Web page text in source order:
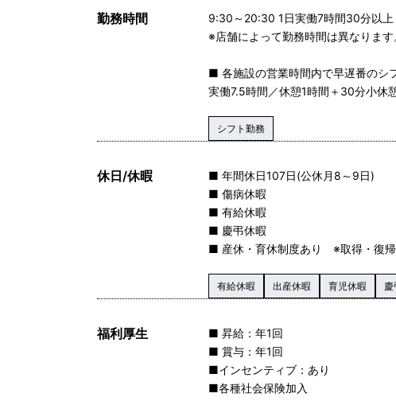
勤務時間
9:30～20:30 1日実働7時間30分以上
※店舗によって勤務時間は異なります
■ 各施設の営業時間内で早遅番のシ
実働7.5時間／休憩1時間＋30分小休
シフト勤務
休日/休暇
■ 年間休日107日(公休月8～9日)
■ 傷病休暇
■ 有給休暇
■ 慶弔休暇
■ 産休・育休制度あり ※取得・復帰
有給休暇 出産休暇 育児休暇 慶
福利厚生
■ 昇給：年1回
■ 賞与：年1回
■インセンティブ：あり
■各種社会保険加入